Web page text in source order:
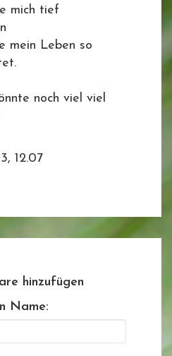
mich tief
mein Leben so
noch viel viel
12.07
hinzufügen
Name: